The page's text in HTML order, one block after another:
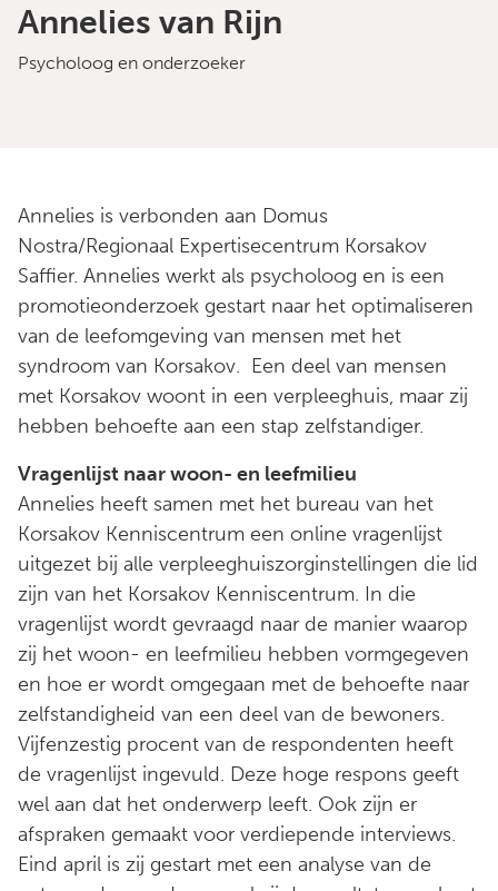
Annelies van Rijn
Psycholoog en onderzoeker
Annelies is verbonden aan Domus
Nostra/Regionaal Expertisecentrum Korsakov
Saffier. Annelies werkt als psycholoog en is een
promotieonderzoek gestart naar het optimaliseren
van de leefomgeving van mensen met het
syndroom van Korsakov. Een deel van mensen
met Korsakov woont in een verpleeghuis, maar zij
hebben behoefte aan een stap zelfstandiger.
Vragenlijst naar woon- en leefmilieu
Annelies heeft samen met het bureau van het
Korsakov Kenniscentrum een online vragenlijst
uitgezet bij alle verpleeghuiszorginstellingen die lid
zijn van het Korsakov Kenniscentrum. In die
vragenlijst wordt gevraagd naar de manier waarop
zij het woon- en leefmilieu hebben vormgegeven
en hoe er wordt omgegaan met de behoefte naar
zelfstandigheid van een deel van de bewoners.
Vijfenzestig procent van de respondenten heeft
de vragenlijst ingevuld. Deze hoge respons geeft
wel aan dat het onderwerp leeft. Ook zijn er
afspraken gemaakt voor verdiepende interviews.
Eind april is zij gestart met een analyse van de